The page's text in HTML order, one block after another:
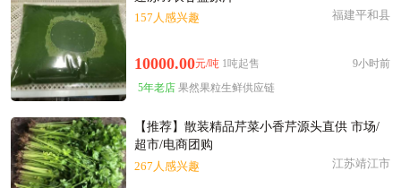
157人感兴趣
福建平和县
10000.00元/吨 1吨起售
9小时前
5年老店 果然果粒生鲜供应链
【推荐】散装精品芹菜小香芹源头直供 市场/
超市/电商团购
267人感兴趣
江苏靖江市